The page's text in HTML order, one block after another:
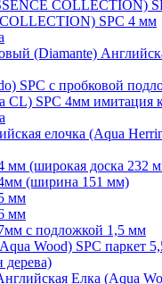
COLLECTION)
SPC 4 мм
(Diamante)
SPC с пробковой
CL) SPC 4мм имитация
елочка (Aqua
мм (широкая доска 232
(ширина 151 мм)
мм
мм
c подложкой 1,5 мм
Wood) SPC паркет
Елка (Aqua